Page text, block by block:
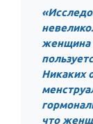
женщина
Никаких
что